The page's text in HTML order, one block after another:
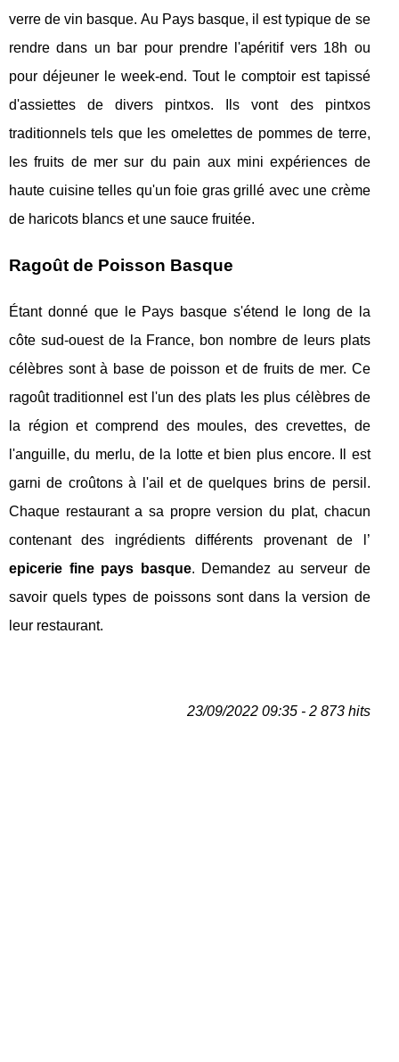
verre de vin basque. Au Pays basque, il est typique de se
rendre dans un bar pour prendre l'apéritif vers 18h ou
pour déjeuner le week-end. Tout le comptoir est tapissé
d'assiettes de divers pintxos. Ils vont des pintxos
traditionnels tels que les omelettes de pommes de terre,
les fruits de mer sur du pain aux mini expériences de
haute cuisine telles qu'un foie gras grillé avec une crème
de haricots blancs et une sauce fruitée.
Ragoût de Poisson Basque
Étant donné que le Pays basque s'étend le long de la
côte sud-ouest de la France, bon nombre de leurs plats
célèbres sont à base de poisson et de fruits de mer. Ce
ragoût traditionnel est l'un des plats les plus célèbres de
la région et comprend des moules, des crevettes, de
l'anguille, du merlu, de la lotte et bien plus encore. Il est
garni de croûtons à l'ail et de quelques brins de persil.
Chaque restaurant a sa propre version du plat, chacun
contenant des ingrédients différents provenant de l’
epicerie fine pays basque. Demandez au serveur de
savoir quels types de poissons sont dans la version de
leur restaurant.
23/09/2022 09:35 - 2 873 hits